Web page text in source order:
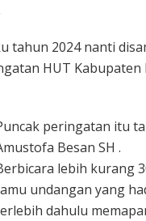
tahun 2024 nanti
HUT
peringatan itu
Besan SH .
lebih kurang
undangan yang
dahulu